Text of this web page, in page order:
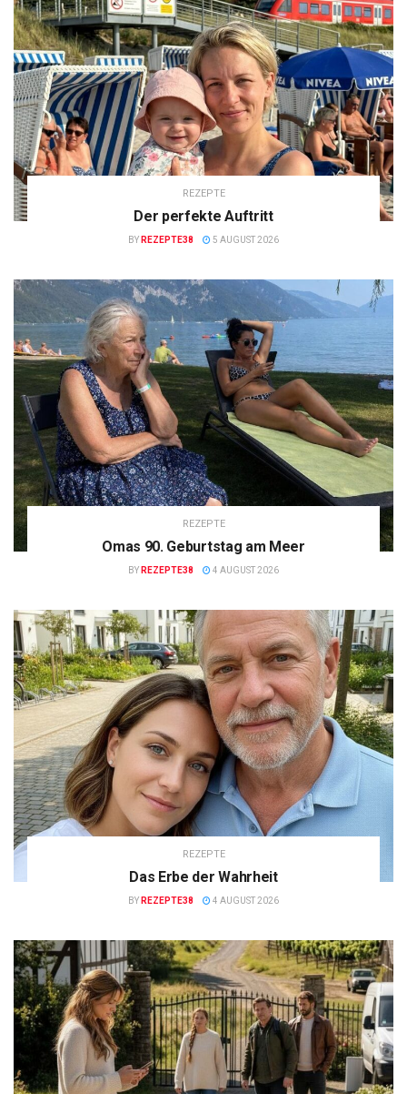
REZEPTE
Der perfekte Auftritt
BY REZEPTE38 5 AUGUST 2026
REZEPTE
Omas 90. Geburtstag am Meer
BY REZEPTE38 4 AUGUST 2026
REZEPTE
Das Erbe der Wahrheit
BY REZEPTE38 4 AUGUST 2026